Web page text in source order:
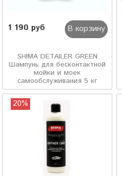
1 190 руб В корзину
SHIMA DETAILER GREEN
Шампунь для бесконтактной
мойки и моек
самообслуживания 5 кг
20%